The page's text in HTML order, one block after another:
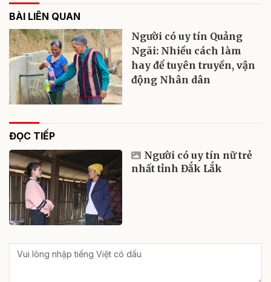
BÀI LIÊN QUAN
Người có uy tín Quảng
Ngãi: Nhiều cách làm
hay để tuyên truyền, vận
động Nhân dân
ĐỌC TIẾP
Người có uy tín nữ trẻ
nhất tỉnh Đắk Lắk